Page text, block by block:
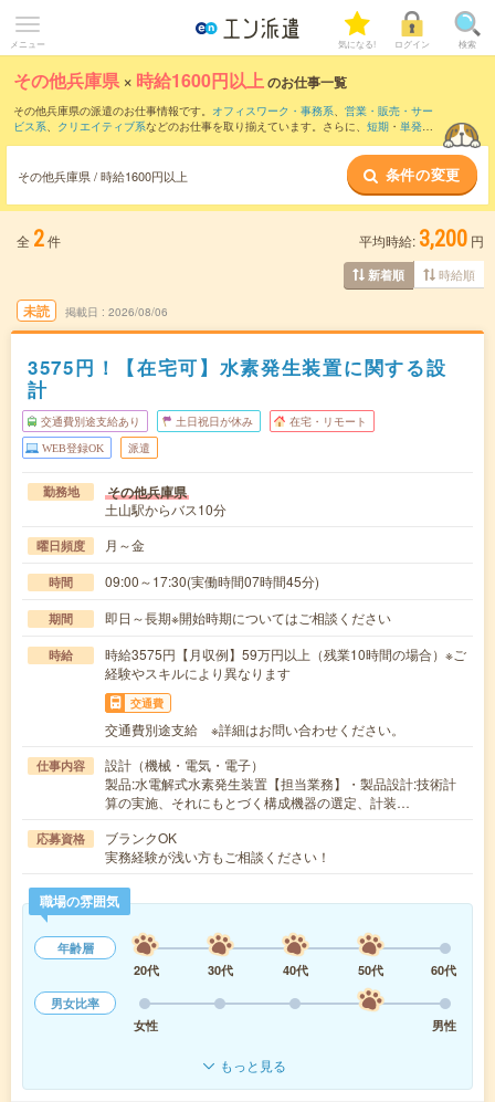
メニュー 気になる! ログイン 検索
その他兵庫県 × 時給1600円以上のお仕事一覧
その他兵庫県の派遣のお仕事情報です。 オフィスワーク・事務系、 営業・販売・サー
ビス系、 クリエイティブ系などのお仕事を取り揃えています。さらに、 短期 ・ 単発な
その他兵庫県 / 時給1600円以上 条件の変更
全 2件 平均時給: 3,200 円
新着順 時給順
未読 掲載日 2026/08/06
3575円！【在宅可】水素発生装置に関する設
計
交通費別途支給あり 土日祝日が休み 在宅・リモート
WEB登録OK 派遣
勤務地 その他兵庫県
土山駅からバス10分
曜日頻度 月～金
時間 09:00～17:30(実働時間07時間45分)
期間 即日～長期※開始時期についてはご相談ください
時給
時給3575円【月収例】59万円以上（残業10時間の場合）※ご
経験やスキルにより異なります
交通費
交通費別途支給 ※詳細はお問い合わせください。
仕事内容
設計（機械・電気・電子）
製品:水電解式水素発生装置【担当業務】・製品設計:技術計
算の実施、それにもとづく構成機器の選定、計装…
応募資格
ブランクOK
実務経験が浅い方もご相談ください！
職場の雰囲気
年齢層
20代
30代 40代 50代
60代
男女比率
女性
男性
もっと見る